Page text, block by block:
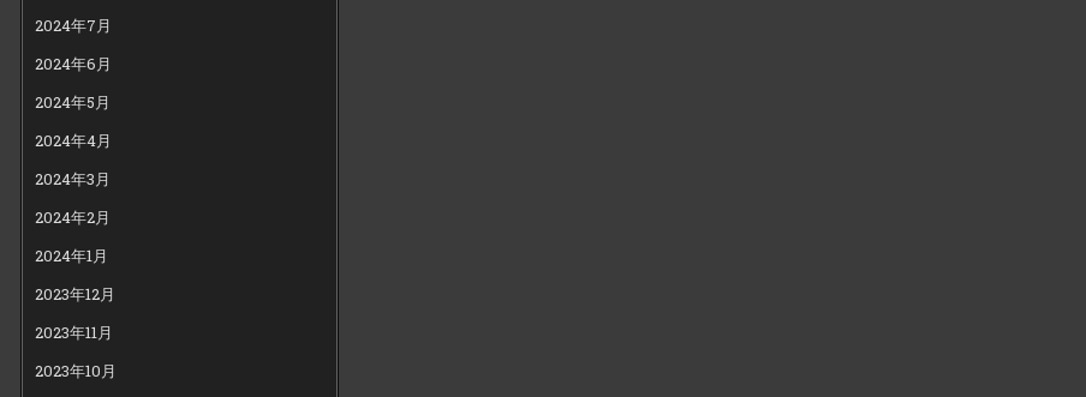
2024年7月
2024年6月
2024年5月
2024年4月
2024年3月
2024年2月
2024年1月
2023年12月
2023年11月
2023年10月